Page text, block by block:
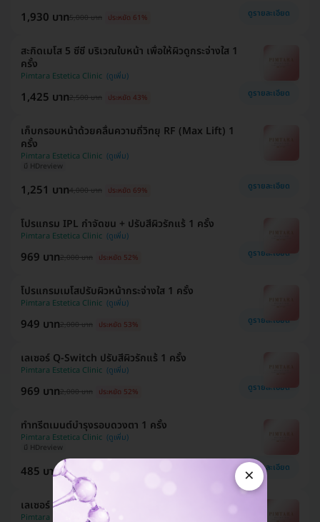
1,930 บาท5,000 บาท ประหยัด 61% ดูรายละเอียด
สะกิดเมโส 5 ซีซี บริเวณใบหน้า เพื่อให้ผิวดูกระจ่างใส 1
ครั้ง
Pimtara Estetica Clinic
1,425 บาท2,500 บาท ประหยัด 43% ดูรายละเอียด
มี HDreview
เก็บกรอบหน้าด้วยคลื่นความถี่วิทยุ RF (Max Lift) 1
ครั้ง
Pimtara Estetica Clinic
1,251 บาท4,000 บาท ประหยัด 69% ดูรายละเอียด
โปรแกรม IPL กำจัดขน + ปรับสีผิวรักแร้ 1 ครั้ง
Pimtara Estetica Clinic
969 บาท2,000 บาท ประหยัด 52% ดูรายละเอียด
โปรแกรมเมโสปรับผิวหน้ากระจ่างใส 1 ครั้ง
Pimtara Estetica Clinic
949 บาท2,000 บาท ประหยัด 53% ดูรายละเอียด
เลเซอร์ Q-Switch ปรับสีผิวรักแร้ 1 ครั้ง
Pimtara Estetica Clinic
969 บาท2,000 บาท ประหยัด 52% ดูรายละเอียด
มี HDreview
ทำทรีตเมนต์บำรุงรอบดวงตา 1 ครั้ง
Pimtara Estetica Clinic
485 บาท500 บาท ดูรายละเอียด
เลเซอร์ Emax Lifting กระชับกรอบหน้า 1 ครั้ง
Pimtara Estetica Clinic
×